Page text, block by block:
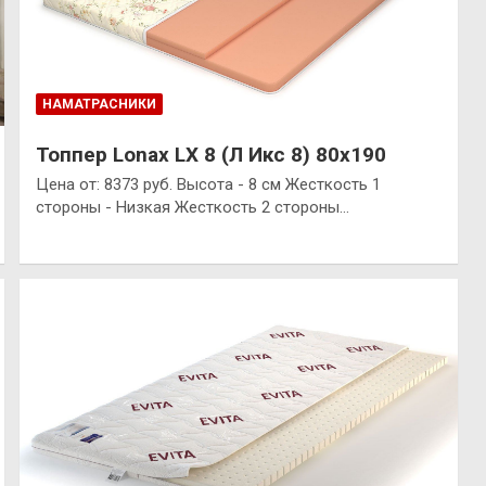
НАМАТРАСНИКИ
Топпер Lonax LX 8 (Л Икс 8) 80х190
Цена от: 8373 руб. Высота - 8 см Жесткость 1
стороны - Низкая Жесткость 2 стороны…